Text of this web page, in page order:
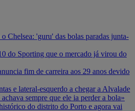
Chelsea: 'guru' das bolas paradas junta-
do Sporting que o mercado já virou do
fim de carreira aos 29 anos devido
e lateral-esquerdo a chegar a Alvalade
sempre que ele ia perder a bola»
do distrito do Porto e agora vai